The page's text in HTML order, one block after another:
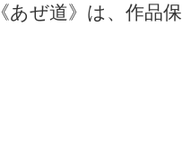
《あぜ道》は、作品